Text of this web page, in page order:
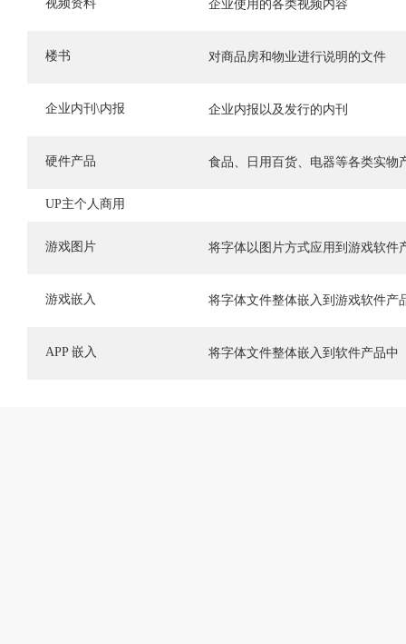
视频资料 企业使用的各类视频内容
楼书 对商品房和物业进行说明的文件
企业内刊\内报 企业内报以及发行的内刊
硬件产品 食品、日用百货、电器等各类实物
UP主个人商用
游戏图片 将字体以图片方式应用到游戏软件
游戏嵌入 将字体文件整体嵌入到游戏软件产
APP 嵌入 将字体文件整体嵌入到软件产品中